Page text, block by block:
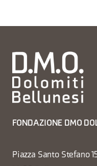
FONDAZIONE DMO
Piazza Santo Stefano